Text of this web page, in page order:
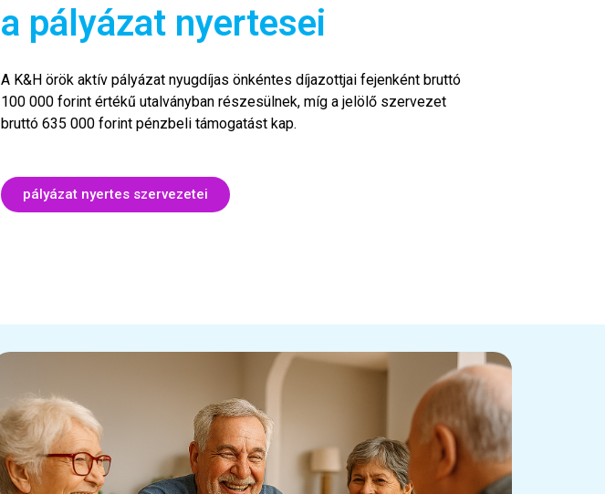
a pályázat nyertesei
A K&H örök aktív pályázat nyugdíjas önkéntes díjazottjai fejenként bruttó
100 000 forint értékű utalványban részesülnek, míg a jelölő szervezet
bruttó 635 000 forint pénzbeli támogatást kap.
pályázat nyertes szervezetei